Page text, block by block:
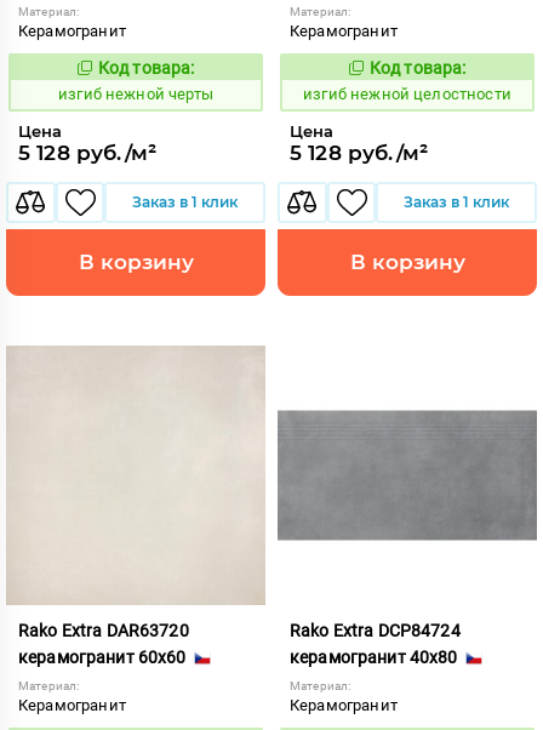
Материал:
Керамогранит
570620
Код товара:
изгиб нежной черты
Цена
5 128 руб./м²
Заказ в 1 клик
В корзину
Материал:
Керамогранит
570618
Код товара:
изгиб нежной целостности
Цена
5 128 руб./м²
Заказ в 1 клик
В корзину
Rako Extra DAR63720
керамогранит 60x60
Материал:
Керамогранит
Rako Extra DCP84724
керамогранит 40x80
Материал:
Керамогранит